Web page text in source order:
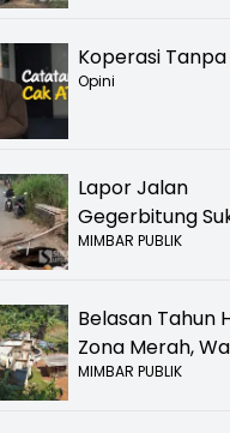
Koperasi
Opini
Lapor Jalan
Gegerbitung
Bolong! Bahaya
MIMBAR PUBLIK
Belasan Tahun
Zona Merah,
Kampung
MIMBAR PUBLIK